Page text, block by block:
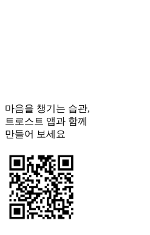
마음을 챙기는 습관,
트로스트 앱과 함께
만들어 보세요